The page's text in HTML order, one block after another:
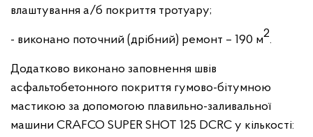
влаштування а/б покриття тротуару;
- виконано поточний (дрібний) ремонт – 190 м2.
Додатково виконано заповнення швів
асфальтобетонного покриття гумово-бітумною
мастикою за допомогою плавильно-заливальної
машини CRAFCO SUPER SHOT 125 DCRC у кількості: